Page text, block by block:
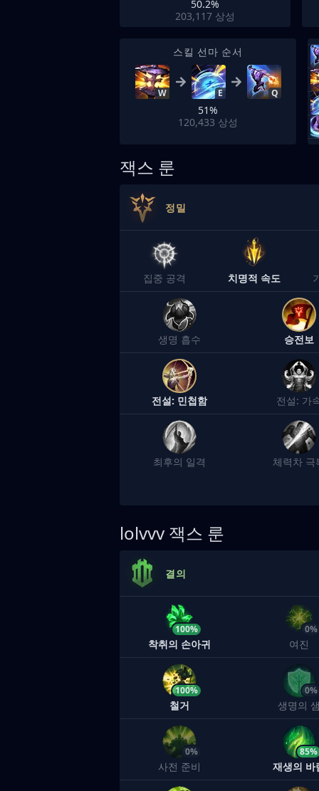
50.2%
203,117 상성
스킬 선마 순서
W E Q
51%
120,433 상성
잭스 룬
정밀
집중 공격 치명적 속도
생명 흡수 승전보
전설: 민첩함 전설: 가
최후의 일격 체력차 극
lolvvv 잭스 룬
결의
100%
착취의 손아귀
0%
여진
100%
철거
0%
생명의
0%
사전 준비
85%
재생의 바